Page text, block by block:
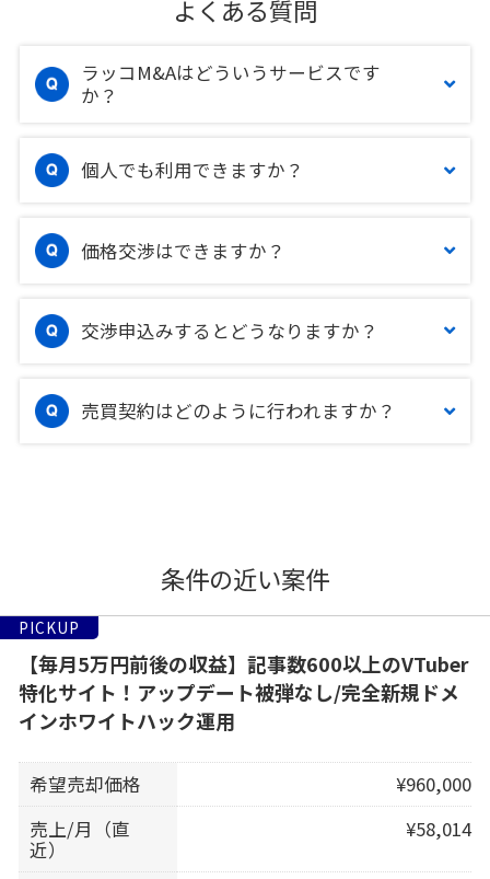
よくある質問
ラッコM&Aはどういうサービスです
か？
個人でも利用できますか？
価格交渉はできますか？
交渉申込みするとどうなりますか？
売買契約はどのように行われますか？
条件の近い案件
PICKUP
【毎月5万円前後の収益】記事数600以上のVTuber
特化サイト！アップデート被弾なし/完全新規ドメ
インホワイトハック運用
希望売却価格
¥960,000
売上/月（直
近）
¥58,014